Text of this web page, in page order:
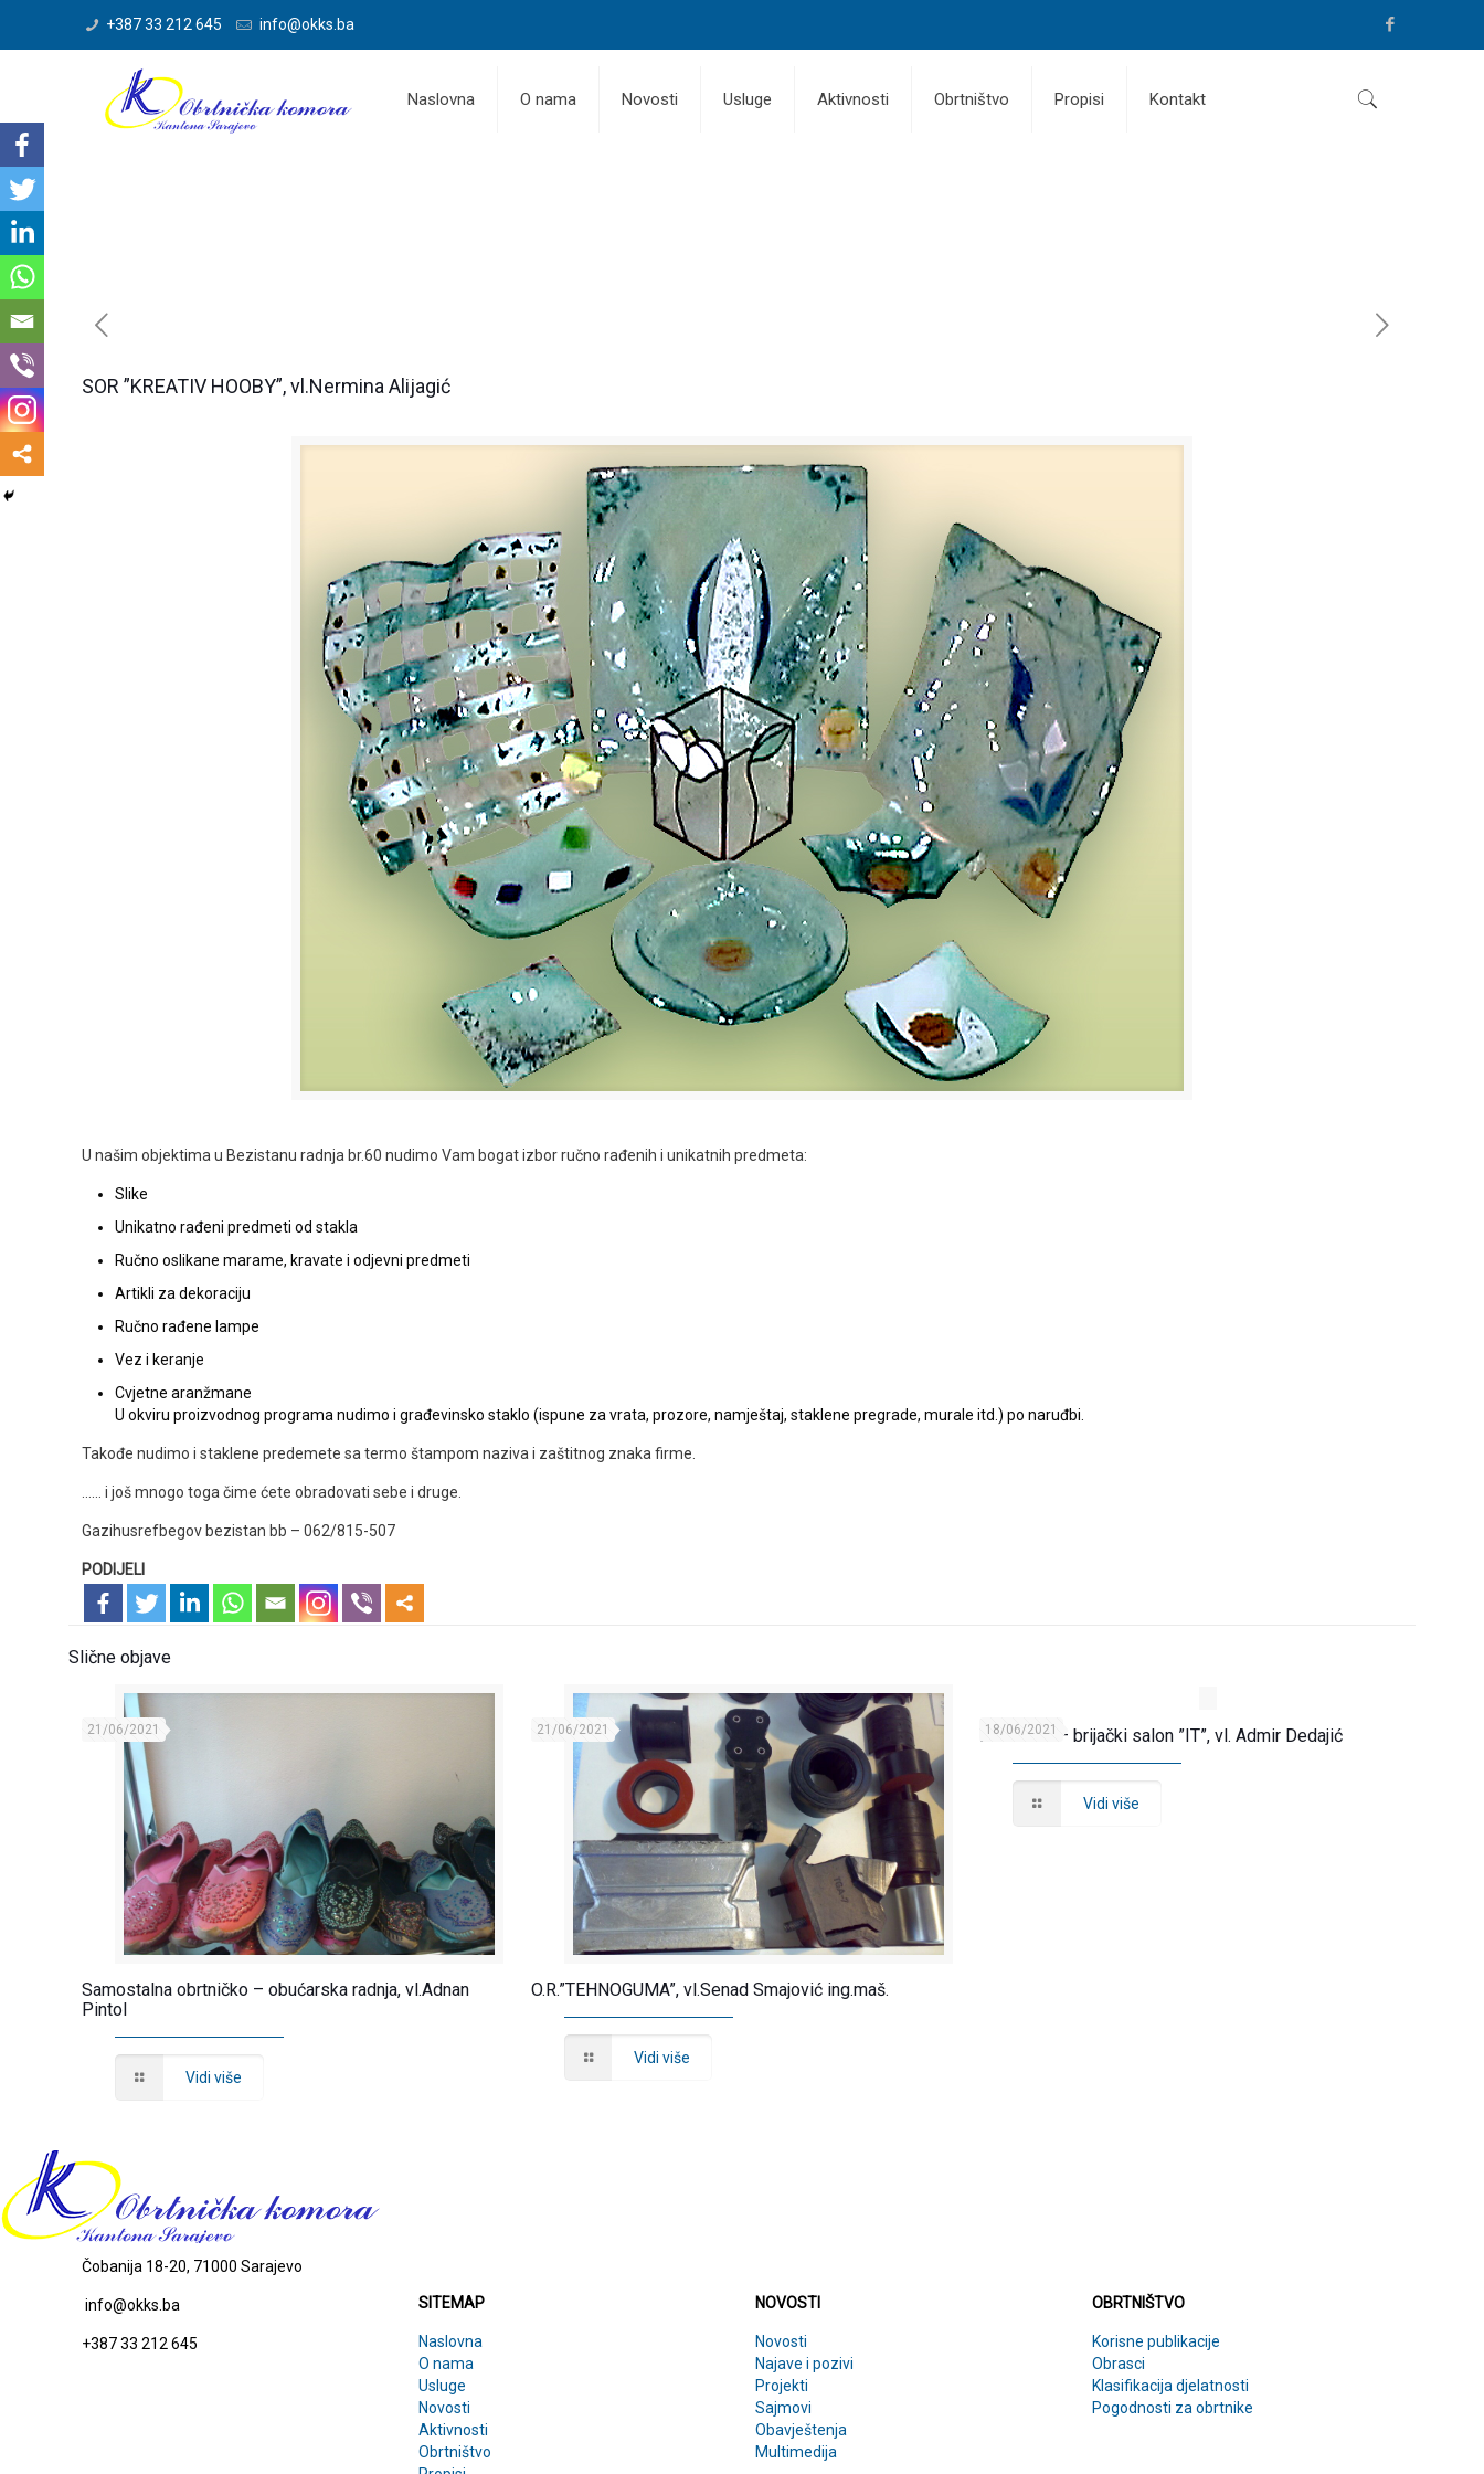
+387 33 212 645 info@okks.ba
Naslovna O nama Novosti Usluge Aktivnosti Obrtništvo Propisi Kontakt
SOR ”KREATIV HOOBY”, vl.Nermina Alijagić
U našim objektima u Bezistanu radnja br.60 nudimo Vam bogat izbor ručno rađenih i unikatnih predmeta:
Slike
Unikatno rađeni predmeti od stakla
Ručno oslikane marame, kravate i odjevni predmeti
Artikli za dekoraciju
Ručno rađene lampe
Vez i keranje
Cvjetne aranžmane
U okviru proizvodnog programa nudimo i građevinsko staklo (ispune za vrata, prozore, namještaj, staklene pregrade, murale itd.) po naruđbi.
Takođe nudimo i staklene predemete sa termo štampom naziva i zaštitnog znaka firme.
…… i još mnogo toga čime ćete obradovati sebe i druge.
Gazihusrefbegov bezistan bb – 062/815-507
PODIJELI
Slične objave
21/06/2021
Samostalna obrtničko – obućarska radnja, vl.Adnan
Pintol
Vidi više
21/06/2021
O.R.”TEHNOGUMA”, vl.Senad Smajović ing.maš.
Vidi više
18/06/2021
Frizersko – brijački salon ”IT”, vl. Admir Dedajić
Vidi više
Čobanija 18-20, 71000 Sarajevo
info@okks.ba
+387 33 212 645
SITEMAP
Naslovna
O nama
Usluge
Novosti
Aktivnosti
Obrtništvo
NOVOSTI
Novosti
Najave i pozivi
Projekti
Sajmovi
Obavještenja
Multimedija
OBRTNIŠTVO
Korisne publikacije
Obrasci
Klasifikacija djelatnosti
Pogodnosti za obrtnike